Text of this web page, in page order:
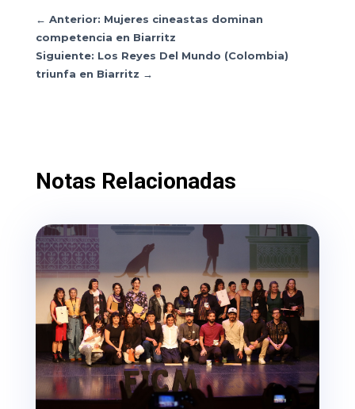
← Anterior: Mujeres cineastas dominan
competencia en Biarritz
Siguiente: Los Reyes Del Mundo (Colombia)
triunfa en Biarritz →
Notas Relacionadas